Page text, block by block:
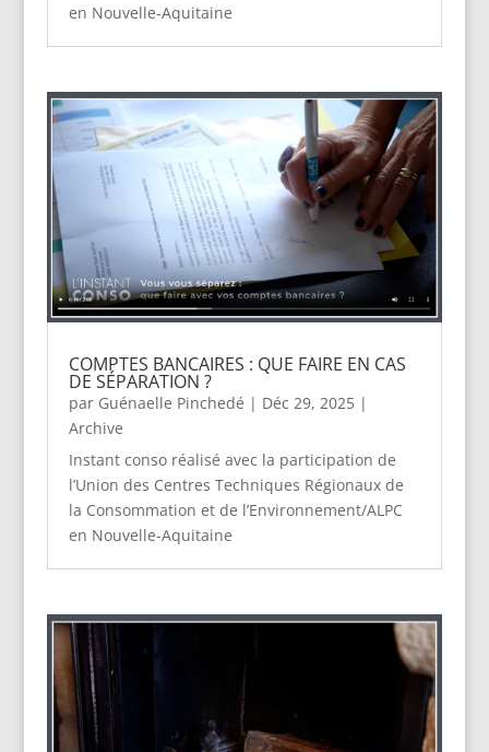
en Nouvelle-Aquitaine
COMPTES BANCAIRES : QUE FAIRE EN CAS
DE SÉPARATION ?
par Guénaelle Pinchedé | Déc 29, 2025|
Archive
Instant conso réalisé avec la participation de
l’Union des Centres Techniques Régionaux de
la Consommation et de l’Environnement/ALPC
en Nouvelle-Aquitaine